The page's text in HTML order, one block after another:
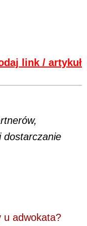
link / artykuł
dostarczanie
u adwokata?